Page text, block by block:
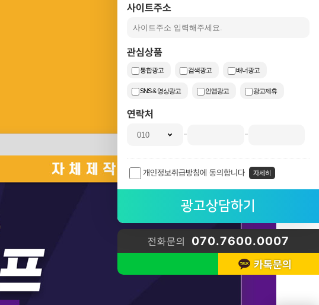
사이트주소
관심상품
통합광고 검색광고 배너광고
SNS & 영상광고 인앱광고 광고제휴
연락처
- -
개인정보취급방침에 동의합니다 자세히
전화문의 070.7600.0007
카톡문의